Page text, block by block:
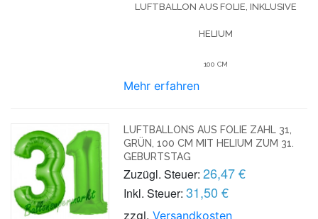
LUFTBALLON AUS FOLIE, INKLUSIVE
HELIUM
100 CM
Mehr erfahren
LUFTBALLONS AUS FOLIE ZAHL 31,
GRÜN, 100 CM MIT HELIUM ZUM 31.
GEBURTSTAG
Zuzügl. Steuer: 26,47 €
Inkl. Steuer: 31,50 €
zzgl.Versandkosten